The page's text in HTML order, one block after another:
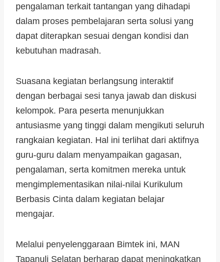
pengalaman terkait tantangan yang dihadapi
dalam proses pembelajaran serta solusi yang
dapat diterapkan sesuai dengan kondisi dan
kebutuhan madrasah.
Suasana kegiatan berlangsung interaktif
dengan berbagai sesi tanya jawab dan diskusi
kelompok. Para peserta menunjukkan
antusiasme yang tinggi dalam mengikuti seluruh
rangkaian kegiatan. Hal ini terlihat dari aktifnya
guru-guru dalam menyampaikan gagasan,
pengalaman, serta komitmen mereka untuk
mengimplementasikan nilai-nilai Kurikulum
Berbasis Cinta dalam kegiatan belajar
mengajar.
Melalui penyelenggaraan Bimtek ini, MAN
Tapanuli Selatan berharap dapat meningkatkan